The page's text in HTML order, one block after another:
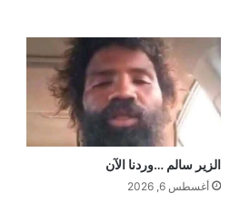
الزير سالم …وردنا الآن
أغسطس 6, 2026